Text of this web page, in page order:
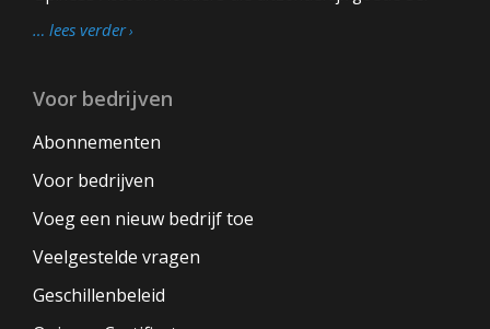
… lees verder
Voor bedrijven
Abonnementen
Voor bedrijven
Voeg een nieuw bedrijf toe
Veelgestelde vragen
Geschillenbeleid